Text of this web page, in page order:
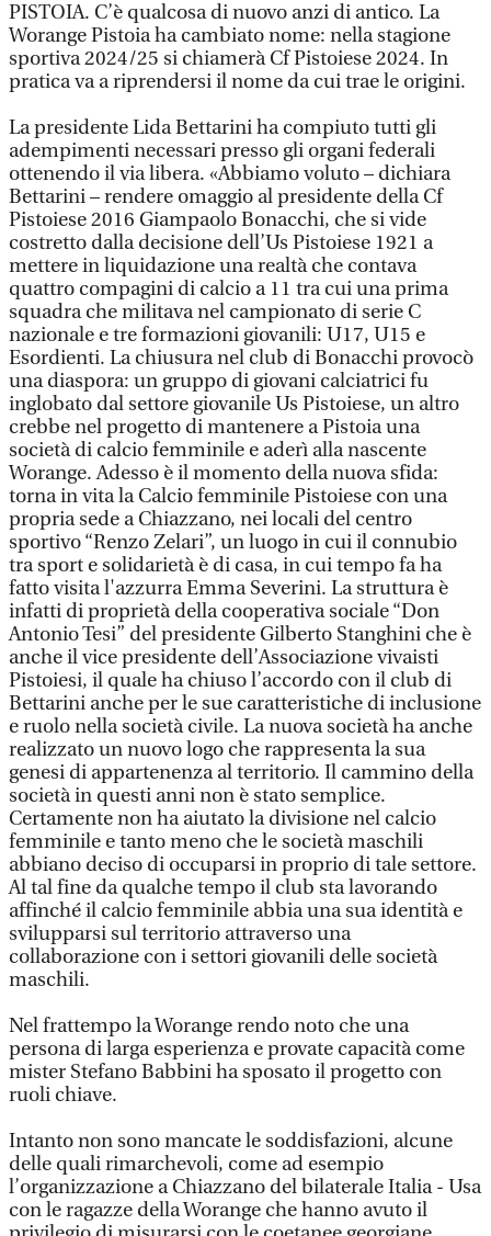
PISTOIA. C’è qualcosa di nuovo anzi di antico. La
Worange Pistoia ha cambiato nome: nella stagione
sportiva 2024/25 si chiamerà Cf Pistoiese 2024. In
pratica va a riprendersi il nome da cui trae le origini.
La presidente Lida Bettarini ha compiuto tutti gli
adempimenti necessari presso gli organi federali
ottenendo il via libera. «Abbiamo voluto – dichiara
Bettarini – rendere omaggio al presidente della Cf
Pistoiese 2016 Giampaolo Bonacchi, che si vide
costretto dalla decisione dell’Us Pistoiese 1921 a
mettere in liquidazione una realtà che contava
quattro compagini di calcio a 11 tra cui una prima
squadra che militava nel campionato di serie C
nazionale e tre formazioni giovanili: U17, U15 e
Esordienti. La chiusura nel club di Bonacchi provocò
una diaspora: un gruppo di giovani calciatrici fu
inglobato dal settore giovanile Us Pistoiese, un altro
crebbe nel progetto di mantenere a Pistoia una
società di calcio femminile e aderì alla nascente
Worange. Adesso è il momento della nuova sfida:
torna in vita la Calcio femminile Pistoiese con una
propria sede a Chiazzano, nei locali del centro
sportivo “Renzo Zelari”, un luogo in cui il connubio
tra sport e solidarietà è di casa, in cui tempo fa ha
fatto visita l'azzurra Emma Severini. La struttura è
infatti di proprietà della cooperativa sociale “Don
Antonio Tesi” del presidente Gilberto Stanghini che è
anche il vice presidente dell’Associazione vivaisti
Pistoiesi, il quale ha chiuso l’accordo con il club di
Bettarini anche per le sue caratteristiche di inclusione
e ruolo nella società civile. La nuova società ha anche
realizzato un nuovo logo che rappresenta la sua
genesi di appartenenza al territorio. Il cammino della
società in questi anni non è stato semplice.
Certamente non ha aiutato la divisione nel calcio
femminile e tanto meno che le società maschili
abbiano deciso di occuparsi in proprio di tale settore.
Al tal fine da qualche tempo il club sta lavorando
affinché il calcio femminile abbia una sua identità e
svilupparsi sul territorio attraverso una
collaborazione con i settori giovanili delle società
maschili.
Nel frattempo la Worange rendo noto che una
persona di larga esperienza e provate capacità come
mister Stefano Babbini ha sposato il progetto con
ruoli chiave.
Intanto non sono mancate le soddisfazioni, alcune
delle quali rimarchevoli, come ad esempio
l’organizzazione a Chiazzano del bilaterale Italia - Usa
con le ragazze della Worange che hanno avuto il